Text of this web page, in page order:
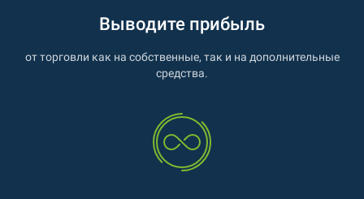
Выводите прибыль
от торговли как на собственные, так и на дополнительные
средства.